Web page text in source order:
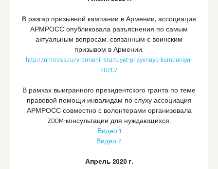
В разгар призывной кампании в Армении, ассоциация
АРМРОСС опубликовала разъяснения по самым
актуальным вопросам, связанным с воинским
призывом в Армении.
http://armross.ru/v-armenii-startuyet-prizyvnaya-kampaniya-
2020/
В рамках выигранного президентского гранта по теме
правовой помощи инвалидам по слуху ассоциация
АРМРОСС совместно с волонтерами организовала
ZOOM-консультации для нуждающихся.
Видео 1
Видео 2
Апрель 2020 г.